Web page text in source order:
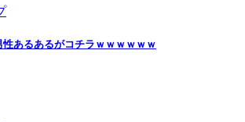
性あるあるがコチラｗｗｗｗｗｗ